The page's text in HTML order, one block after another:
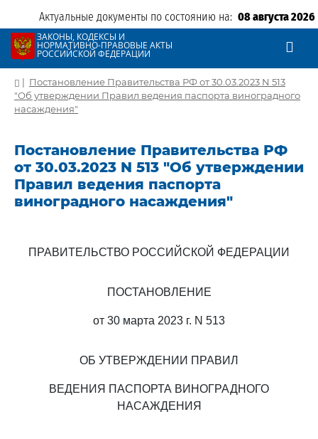
Актуальные документы по состоянию на: 08 августа 2026
ЗАКОНЫ, КОДЕКСЫ И
НОРМАТИВНО-ПРАВОВЫЕ АКТЫ
РОССИЙСКОЙ ФЕДЕРАЦИИ
| Постановление Правительства РФ от 30.03.2023 N 513
"Об утверждении Правил ведения паспорта виноградного
насаждения"
Постановление Правительства РФ
от 30.03.2023 N 513 "Об утверждении
Правил ведения паспорта
виноградного насаждения"
ПРАВИТЕЛЬСТВО РОССИЙСКОЙ ФЕДЕРАЦИИ
ПОСТАНОВЛЕНИЕ
от 30 марта 2023 г. N 513
ОБ УТВЕРЖДЕНИИ ПРАВИЛ
ВЕДЕНИЯ ПАСПОРТА ВИНОГРАДНОГО
НАСАЖДЕНИЯ